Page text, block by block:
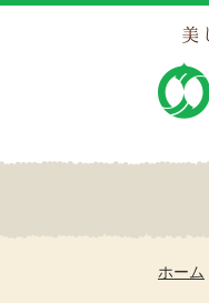
ホーム